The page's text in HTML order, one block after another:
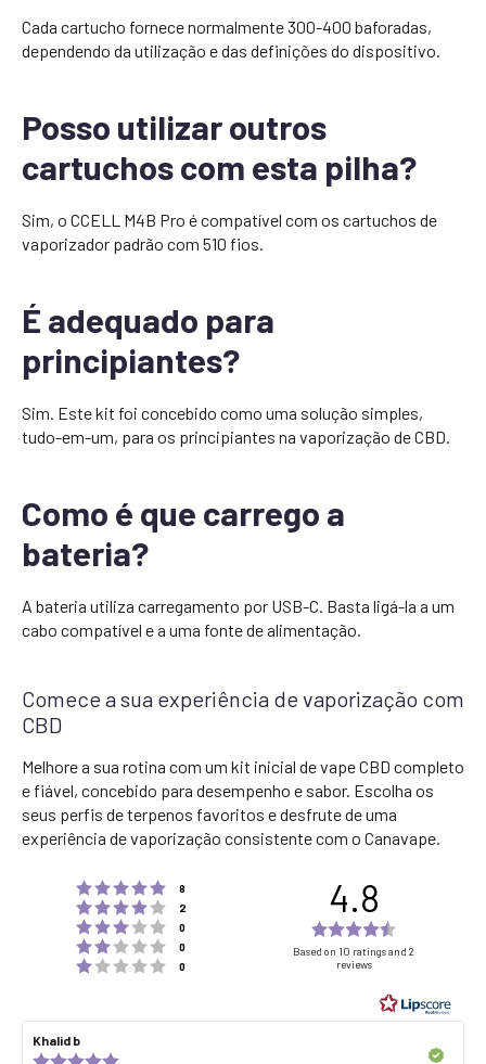
Cada cartucho fornece normalmente 300-400 baforadas,
dependendo da utilização e das definições do dispositivo.
Posso utilizar outros
cartuchos com esta pilha?
Sim, o CCELL M4B Pro é compatível com os cartuchos de
vaporizador padrão com 510 fios.
É adequado para
principiantes?
Sim. Este kit foi concebido como uma solução simples,
tudo-em-um, para os principiantes na vaporização de CBD.
Como é que carrego a
bateria?
A bateria utiliza carregamento por USB-C. Basta ligá-la a um
cabo compatível e a uma fonte de alimentação.
Comece a sua experiência de vaporização com
CBD
Melhore a sua rotina com um kit inicial de vape CBD completo
e fiável, concebido para desempenho e sabor. Escolha os
seus perfis de terpenos favoritos e desfrute de uma
experiência de vaporização consistente com o Canavape.
Rating 5 out of 5 stars
8
Rating 4 out of 5 stars
2
Rating 3 out of 5 stars
0
Rating 2 out of 5 stars
0
Rating 1 out of 5 stars
0
4.8
4.8
of
5
stars
Based on 10 ratings and 2
reviews
Review
author:
Khalid b
date: